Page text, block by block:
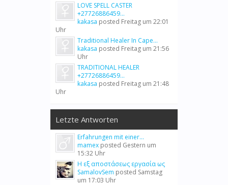
LOVE SPELL CASTER
+27726886459...
kakasa posted Freitag um 22:01
Uhr
Traditional Healer In Cape...
kakasa posted Freitag um 21:56
Uhr
TRADITIONAL HEALER
+27726886459...
kakasa posted Freitag um 21:48
Uhr
Letzte Antworten
Erfahrungen mit einer...
mamex posted Gestern um
15:32 Uhr
Η εξ αποστάσεως εργασία ως
SamalovSem posted Samstag
um 17:03 Uhr